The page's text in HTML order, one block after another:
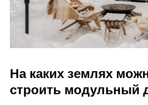
На каких землях
строить модульный